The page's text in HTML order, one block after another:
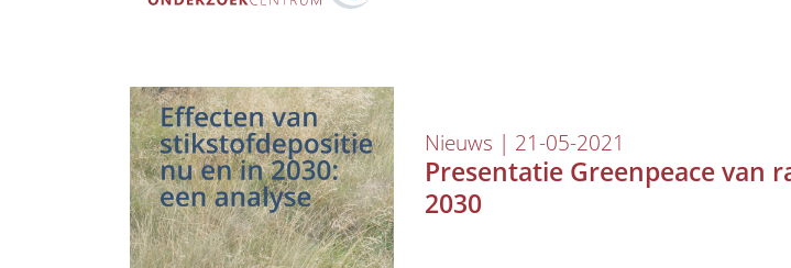
Nieuws | 21-05-2021
Presentatie Greenpeace van
2030